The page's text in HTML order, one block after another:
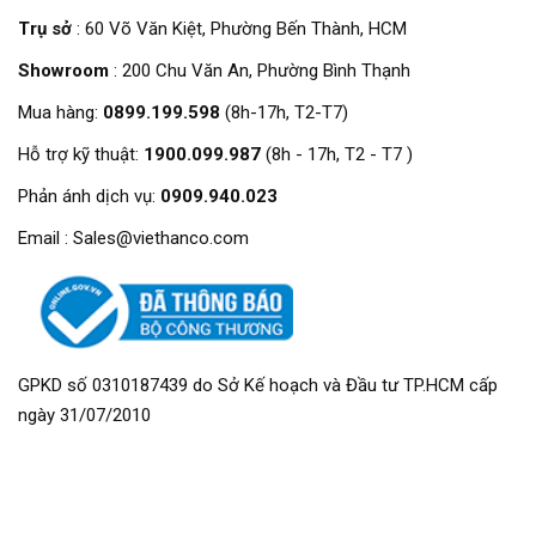
Yes (share the same audio input with
the first channel)
HDD Interface
HDD, the maximum HDD capacity
varies with environment temperature
2 (1 front USB 2.0 port, 1 rear USB 3.0
VGA
1
Network Port
1 (10/100/1000 Mbps Ethernet port,
RJ-45)
Power Supply
12 VDC, 5 A
Power
Trụ sở : 60 Võ Văn Kiệt, Phường Bến Thành, HCM
Showroom : 200 Chu Văn An, Phường Bình Thạnh
Mua hàng: 0899.199.598 (8h-17h, T2-T7)
Hỗ trợ kỹ thuật: 1900.099.987 (8h - 17h, T2 - T7 )
Phản ánh dịch vụ: 0909.940.023
Email : Sales@viethanco.com
GPKD số 0310187439 do Sở Kế hoạch và Đầu tư TP.HCM cấp
ngày 31/07/2010